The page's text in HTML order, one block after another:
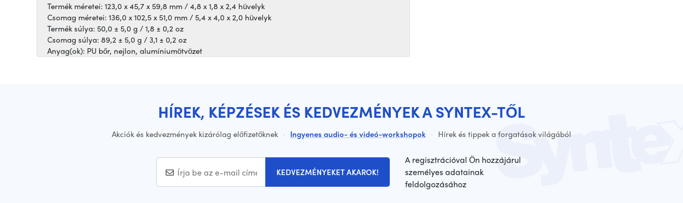
Termék méretei: 123,0 x 45,7 x 59,8 mm / 4,8 x 1,8 x 2,4 hüvelyk
Csomag méretei: 136,0 x 102,5 x 51,0 mm / 5,4 x 4,0 x 2,0 hüvelyk
Termék súlya: 50,0 ± 5,0 g / 1,8 ± 0,2 oz
Csomag súlya: 89,2 ± 5,0 g / 3,1 ± 0,2 oz
Anyag(ok): PU bőr, nejlon, alumíniumötvözet
HÍREK, KÉPZÉSEK ÉS KEDVEZMÉNYEK A SYNTEX-TŐL
Akciók és kedvezmények kizárólag előfizetőknek · Ingyenes audio- és videó-workshopok · Hírek és tippek a forgatások világából
KEDVEZMÉNYEKET AKAROK!
A regisztrációval Ön hozzájárul
személyes adatainak
feldolgozásához